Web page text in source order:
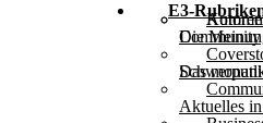
E3- Autoren
Die Meinung der SAP-Community
Das monatliche
Aktuelles